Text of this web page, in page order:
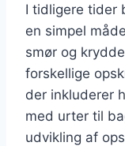
I tidligere tider
en simpel
smør og
forskellige
der inkluderer
med urter til
udvikling af